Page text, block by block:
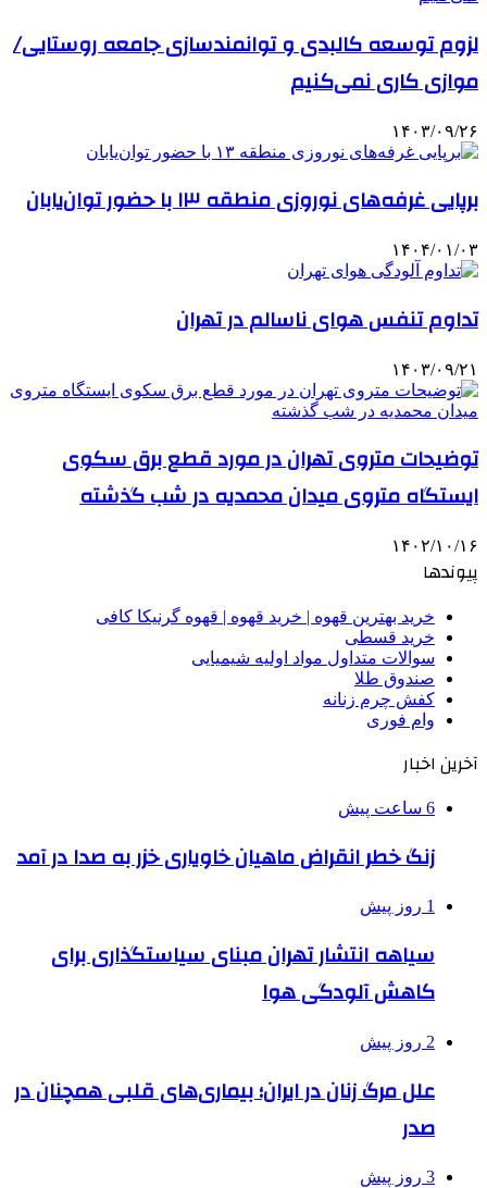
لزوم توسعه کالبدی و توانمندسازی جامعه روستایی/
موازی کاری نمی‌کنیم
۱۴۰۳/۰۹/۲۶
برپایی غرفه‌های نوروزی منطقه ۱۳ با حضور توان‌یابان
۱۴۰۴/۰۱/۰۳
تداوم تنفس هوای ناسالم در تهران
۱۴۰۳/۰۹/۲۱
توضیحات متروی تهران در مورد قطع برق سکوی
ایستگاه متروی میدان محمدیه در شب گذشته
۱۴۰۲/۱۰/۱۶
پیوندها
خرید بهترین قهوه | خرید قهوه | قهوه گرنیکا کافی
خرید قسطی
سوالات متداول مواد اولیه شیمیایی
صندوق طلا
کفش چرم زنانه
وام فوری
آخرین اخبار
6 ساعت پیش
زنگ خطر انقراض ماهیان خاویاری خزر به صدا در آمد
1 روز پیش
سیاهه انتشار تهران مبنای سیاستگذاری برای
کاهش آلودگی هوا
2 روز پیش
علل مرگ زنان در ایران؛ بیماری‌های قلبی همچنان در
صدر
3 روز پیش